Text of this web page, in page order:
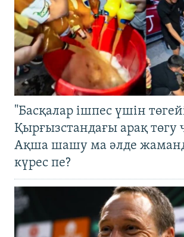
"Басқалар ішпес үшін
Қырғызстандағы арақ төгу
Ақша шашу ма әлде
күрес пе?